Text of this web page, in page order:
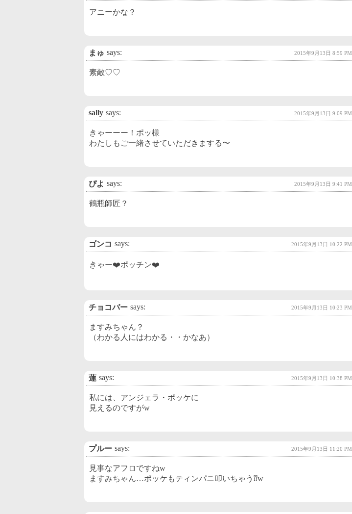
アニーかな？
まゅ says: 2015年9月13日 8:59 PM
素敵♡♡
sally says: 2015年9月13日 9:09 PM
きゃーーー！ポッ様
わたしもご一緒させていただきまする〜
ぴよ says: 2015年9月13日 9:41 PM
鶴瓶師匠？
ゴンコ says: 2015年9月13日 10:22 PM
きゃー❤️ポッチン❤️
チョコバー says: 2015年9月13日 10:23 PM
ますみちゃん？
（わかる人にはわかる・・かなあ）
蓮 says: 2015年9月13日 10:38 PM
私には、アンジェラ・ポッケに
見えるのですがw
プルー says: 2015年9月13日 11:20 PM
見事なアフロですねw
ますみちゃん…ポッケもティンパニ叩いちゃう⁇w